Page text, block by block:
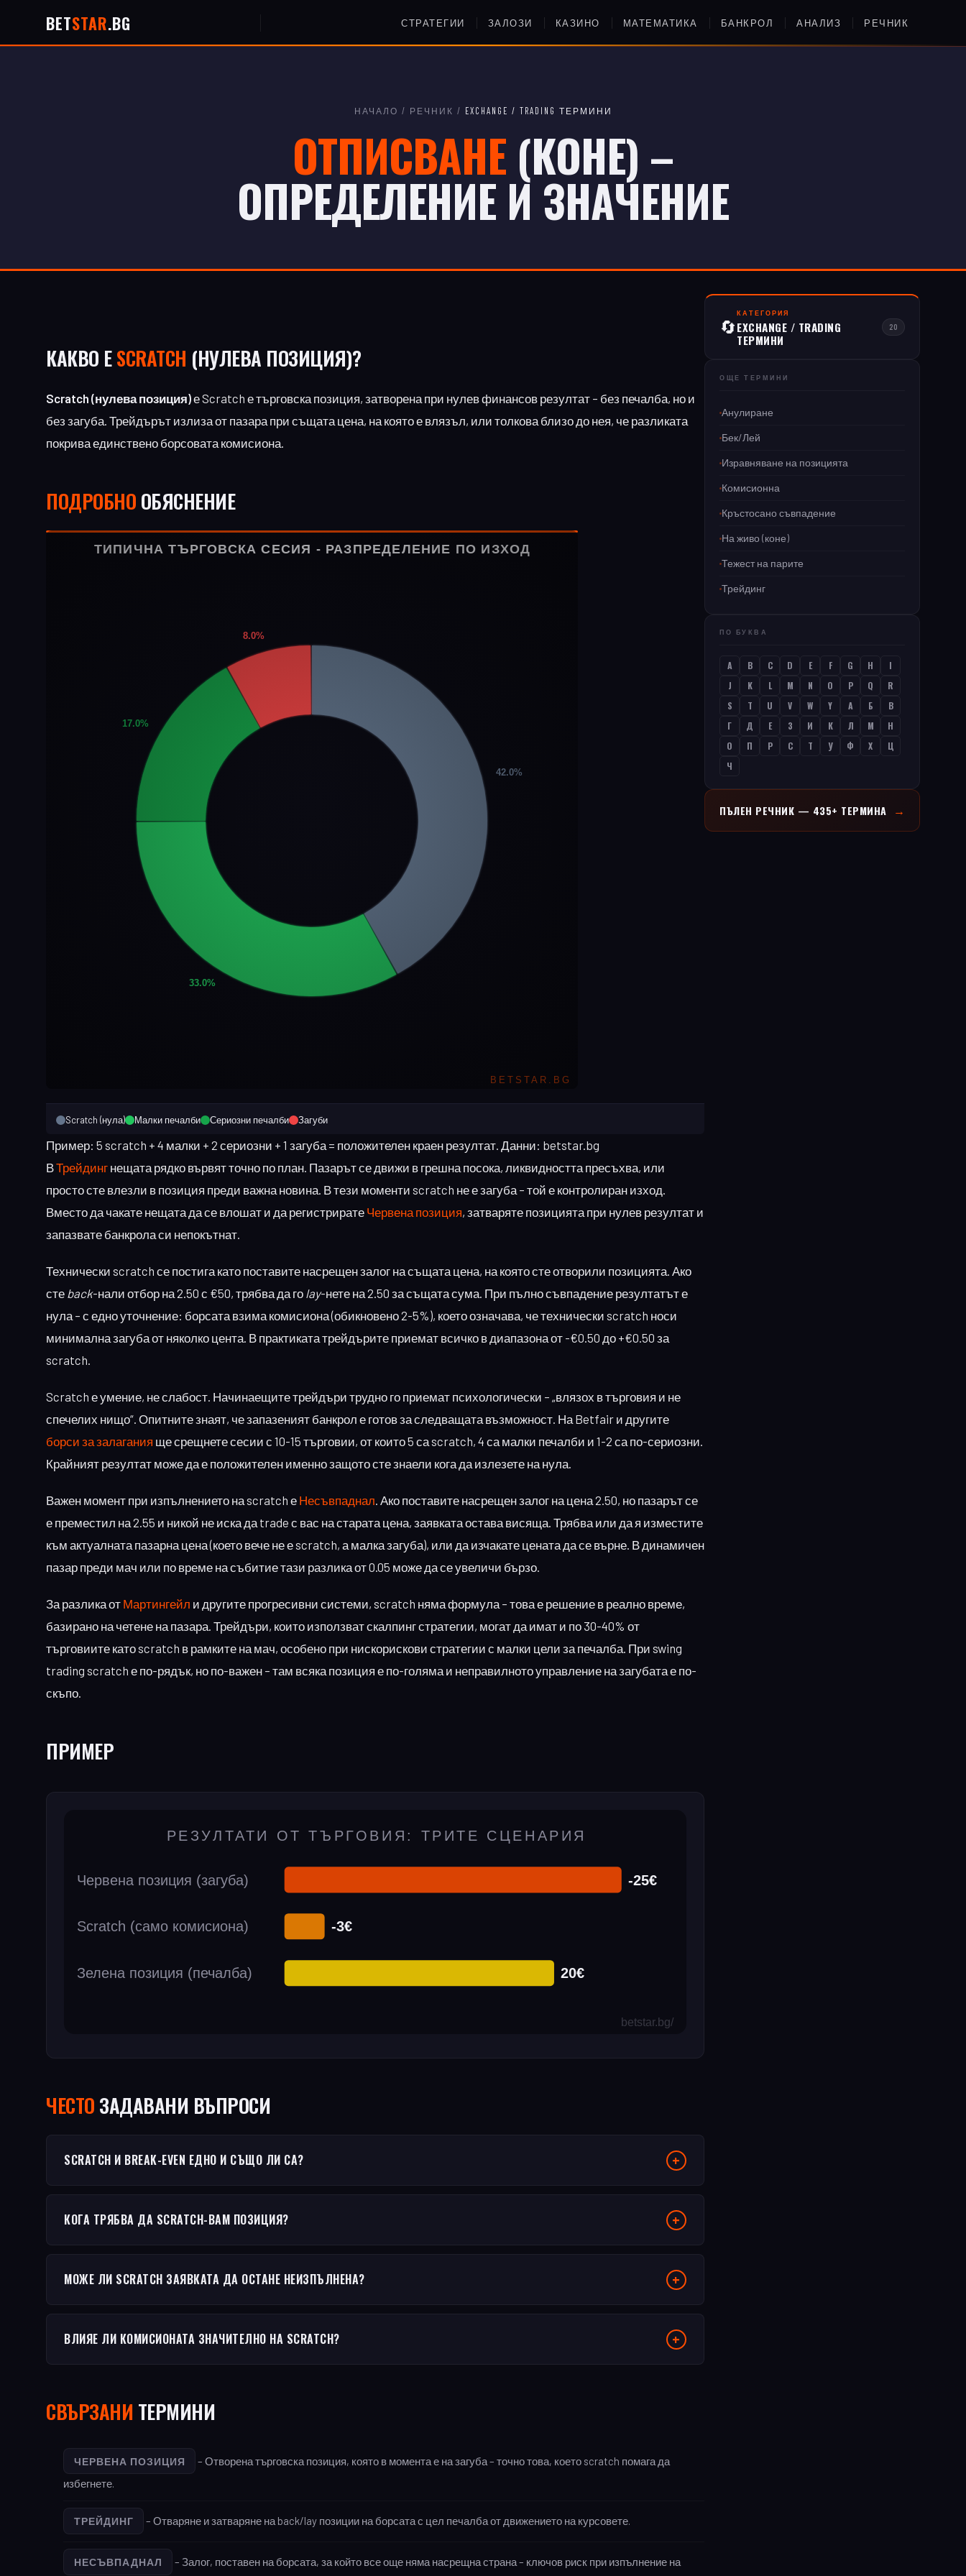
BETSTAR.BG СТРАТЕГИИ ЗАЛОЗИ КАЗИНО МАТЕМАТИКА БАНКРОЛ АНАЛИЗ РЕЧНИК
НАЧАЛО / РЕЧНИК / EXCHANGE / TRADING ТЕРМИНИ
ОТПИСВАНЕ (КОНЕ) –
ОПРЕДЕЛЕНИЕ И ЗНАЧЕНИЕ
КАКВО ЕSCRATCH (НУЛЕВА ПОЗИЦИЯ)?
Scratch (нулева позиция)е Scratch е търговска позиция, затворена при нулев финансов резултат – без печалба, но и
без загуба. Трейдърът излиза от пазара при същата цена, на която е влязъл, или толкова близо до нея, че разликата
покрива единствено борсовата комисиона.
ПОДРОБНО ОБЯСНЕНИЕ
Scratch (нула) Малки печалби Сериозни печалби Загуби
Пример: 5 scratch + 4 малки + 2 сериозни + 1 загуба = положителен краен резултат. Данни: betstar.bg
ВТрейдинг нещата рядко вървят точно по план. Пазарът се движи в грешна посока, ликвидността пресъхва, или
просто сте влезли в позиция преди важна новина. В тези моменти scratch не е загуба – той е контролиран изход.
Вместо да чакате нещата да се влошат и да регистрирате Червена позиция, затваряте позицията при нулев резултат и
запазвате банкрола си непокътнат.
Технически scratch се постига като поставите насрещен залог на същата цена, на която сте отворили позицията. Ако
сте back-нали отбор на 2.50 с €50, трябва да го lay-нете на 2.50 за същата сума. При пълно съвпадение резултатът е
нула – с едно уточнение: борсата взима комисиона (обикновено 2-5%), което означава, че технически scratch носи
минимална загуба от няколко цента. В практиката трейдърите приемат всичко в диапазона от -€0.50 до +€0.50 за
scratch.
Scratch е умение, не слабост. Начинаещите трейдъри трудно го приемат психологически – „влязох в търговия и не
спечелих нищо“. Опитните знаят, че запазеният банкрол е готов за следващата възможност. На Betfair и другите
борси за залагания ще срещнете сесии с 10-15 търговии, от които 5 са scratch, 4 са малки печалби и 1-2 са по-сериозни.
Крайният резултат може да е положителен именно защото сте знаели кога да излезете на нула.
Важен момент при изпълнението на scratch е Несъвпаднал. Ако поставите насрещен залог на цена 2.50, но пазарът се
е преместил на 2.55 и никой не иска да trade с вас на старата цена, заявката остава висяща. Трябва или да я изместите
към актуалната пазарна цена (което вече не е scratch, а малка загуба), или да изчакате цената да се върне. В динамичен
пазар преди мач или по време на събитие тази разлика от 0.05 може да се увеличи бързо.
За разлика от Мартингейл и другите прогресивни системи, scratch няма формула – това е решение в реално време,
базирано на четене на пазара. Трейдъри, които използват скалпинг стратегии, могат да имат и по 30-40% от
търговиите като scratch в рамките на мач, особено при нискорискови стратегии с малки цели за печалба. При swing
trading scratch е по-рядък, но по-важен – там всяка позиция е по-голяма и неправилното управление на загубата е по-
скъпо.
ПРИМЕР
ЧЕСТO ЗАДАВАНИ ВЪПРОСИ
SCRATCH И BREAK-EVEN ЕДНО И СЪЩО ЛИ СА?
КОГА ТРЯБВА ДА SCRATCH-ВАМ ПОЗИЦИЯ?
МОЖЕ ЛИ SCRATCH ЗАЯВКАТА ДА ОСТАНЕ НЕИЗПЪЛНЕНА?
ВЛИЯЕ ЛИ КОМИСИОНАТА ЗНАЧИТЕЛНО НА SCRATCH?
СВЪРЗАНИ ТЕРМИНИ
ЧЕРВЕНА ПОЗИЦИЯ
– Отворена търговска позиция, която в момента е на загуба – точно това, което scratch помага да
избегнете.
ТРЕЙДИНГ – Отваряне и затваряне на back/lay позиции на борсата с цел печалба от движението на курсовете.
НЕСЪВПАДНАЛ – Залог, поставен на борсата, за който все още няма насрещна страна – ключов риск при изпълнение на
🔄
КАТЕГОРИЯ
EXCHANGE / TRADING
ТЕРМИНИ
20
ОЩЕ ТЕРМИНИ
Анулиране
Бек/Лей
Изравняване на позицията
Комисионна
Кръстосано съвпадение
На живо (коне)
Тежест на парите
Трейдинг
ПО БУКВА
A B C D E F G H
I
J
K L M N O P Q
R
S
T U V W Y А Б
В
Г
Д Е З И К Л М
Н
О
П Р С Т У Ф Х
Ц
Ч
ПЪЛЕН РЕЧНИК — 435+ ТЕРМИНА →